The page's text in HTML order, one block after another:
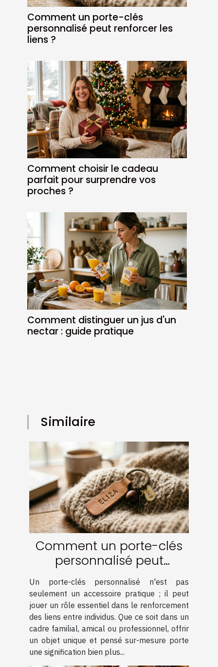
Comment un porte-clés
personnalisé peut renforcer les
liens ?
Comment choisir le cadeau
parfait pour surprendre vos
proches ?
Comment distinguer un jus d'un
nectar : guide pratique
Similaire
Comment un porte-clés
personnalisé peut
renforcer les liens ?
Un porte-clés personnalisé n'est pas
seulement un accessoire pratique ; il peut
jouer un rôle essentiel dans le renforcement
des liens entre individus. Que ce soit dans un
cadre familial, amical ou professionnel, offrir
un objet unique et pensé sur-mesure porte
une signification bien plus...